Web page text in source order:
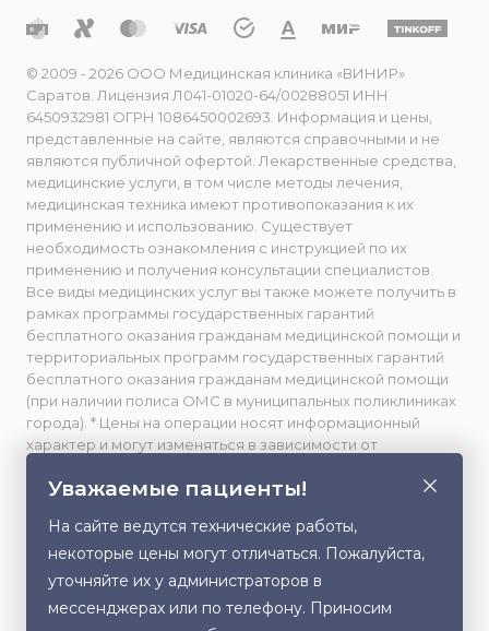
© 2009 - 2026 ООО Медицинская клиника «ВИНИР»
Саратов. Лицензия Л041-01020-64/00288051 ИНН
6450932981 ОГРН 1086450002693. Информация и цены,
представленные на сайте, являются справочными и не
являются публичной офертой. Лекарственные средства,
медицинские услуги, в том числе методы лечения,
медицинская техника имеют противопоказания к их
применению и использованию. Существует
необходимость ознакомления с инструкцией по их
применению и получения консультации специалистов.
Все виды медицинских услуг вы также можете получить в
рамках программы государственных гарантий
бесплатного оказания гражданам медицинской помощи и
территориальных программ государственных гарантий
бесплатного оказания гражданам медицинской помощи
(при наличии полиса ОМС в муниципальных поликлиниках
города). * Цены на операции носят информационный
характер и могут изменяться в зависимости от
Facebook принадлежит компании Meta, признанной
видеоматериал, размещенный на данном сайте,
публикуется с письменного согласия лиц, изображенных
на них, либо их законных представителей (в случае
копирование или распространение данного контента без
Этот сайт использует cookie для хранения
Уважаемые пациенты!
На сайте ведутся технические работы,
некоторые цены могут отличаться. Пожалуйста,
уточняйте их у администраторов в
мессенджерах или по телефону. Приносим